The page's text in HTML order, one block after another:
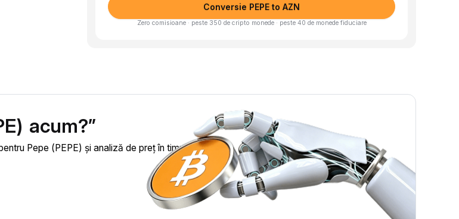
Conversie PEPE to AZN
Zero comisioane · peste 350 de cripto monede · peste 40 de monede fiduciare
acum?”
Pepe (PEPE) și analiză de preț în timp real